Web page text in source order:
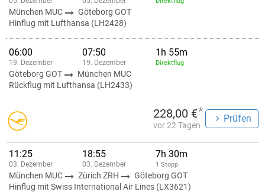
München MUC
Göteborg GOT
Hinflug mit Lufthansa (LH2428)
06:00
19. Dezember
07:50
19. Dezember
1h 55m
Direktflug
Göteborg GOT
München MUC
Rückflug mit Lufthansa (LH2433)
228,00 €*
vor 22 Tagen
Prüfen
11:25
03. Dezember
18:55
03. Dezember
7h 30m
1 Stopp
München MUC Zürich ZRH
Göteborg GOT
Hinflug mit Swiss International Air Lines (LX3621)